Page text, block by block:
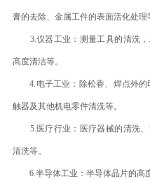
膏的去除、金属工件的表面活化处理
3.仪器工业：测量工具的清洗，
高度清洁等。
4.电子工业：除松香、焊点外的
触器及其他机电零件清洗等。
5.医疗行业：医疗器械的清洗、
清洗等。
6.半导体工业：半导体晶片的高度